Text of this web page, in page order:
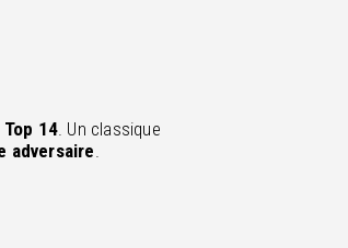
Top 14. Un classique
adversaire.